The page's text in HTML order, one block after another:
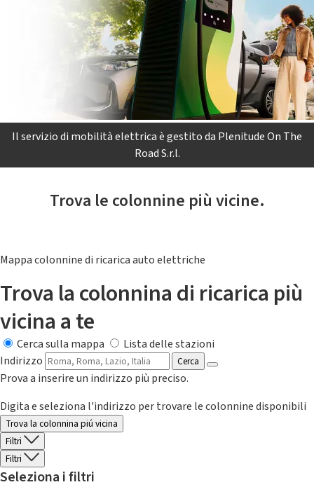
Il servizio di mobilità elettrica è gestito da Plenitude On The
Road S.r.l.
Trova le colonnine più vicine.
Mappa colonnine di ricarica auto elettriche
Trova la colonnina di ricarica più
vicina a te
Cerca sulla mappa
Lista delle stazioni
Indirizzo
Cerca
Prova a inserire un indirizzo più preciso.
Digita e seleziona l'indirizzo per trovare le colonnine disponibili
Trova la colonnina piú vicina
Filtri
Filtri
Seleziona i filtri